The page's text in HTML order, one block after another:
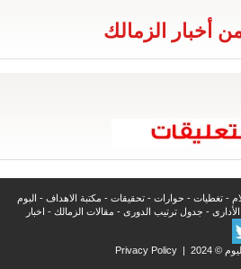
أخبار الزمالك
- تغطيات - حوارات - تحقيقات - مكتبة الاهداف - البوم
- جدول ترتيب الدورى - مقالات الزمالك - اخبار
2024 |
Privacy Policy